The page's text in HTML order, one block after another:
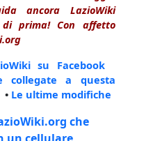
ancora LazioWiki
prima! Con affetto
su Facebook
collegate a questa
• Le ultime modifiche
che